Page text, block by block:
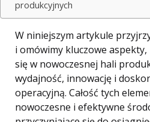
produkcyjnych
W niniejszym artykule
i omówimy kluczowe
się w nowoczesnej hali
wydajność, innowację i
operacyjną. Całość tych
nowoczesne i efektywne